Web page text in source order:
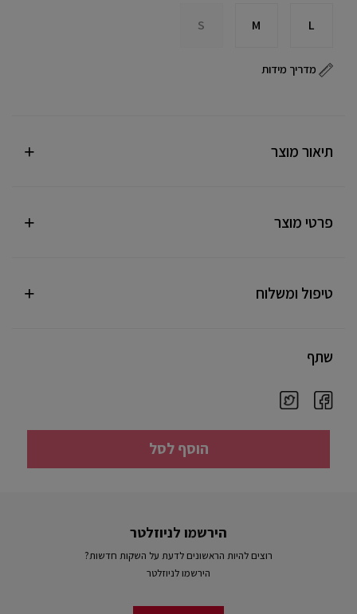
L
M
S
מדריך מידות
תיאור מוצר
פרטי מוצר
טיפול ומשלוח
שתף
הוסף לסל
הירשמו לניוזלטר
רוצים להיות הראשונים לדעת על השקות חדשות?
הירשמו לניוזלטר